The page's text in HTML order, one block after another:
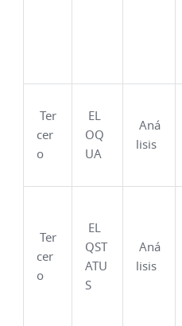
Ter
cer
o
EL
OQ
UA
Aná
lisis
Ter
cer
o
EL
QST
ATU
S
Aná
lisis